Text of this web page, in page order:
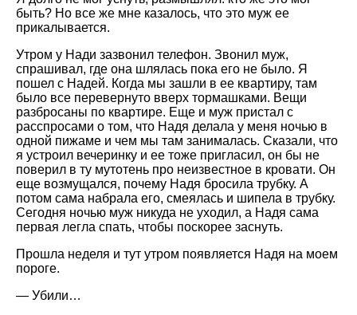
быть? Но все же мне казалось, что это муж ее
прикалывается.
Утром у Нади зазвонил телефон. Звонил муж,
спрашивал, где она шлялась пока его не было. Я
пошел с Надей. Когда мы зашли в ее квартиру, там
было все перевернуто вверх тормашками. Вещи
разбросаны по квартире. Еще и муж пристал с
расспросами о том, что Надя делала у меня ночью в
одной пижаме и чем мы там занималась. Сказали, что
я устроил вечеринку и ее тоже пригласил, он бы не
поверил в ту мутотень про неизвестное в кровати. Он
еще возмущался, почему Надя бросила трубку. А
потом сама набрала его, смеялась и шипела в трубку.
Сегодня ночью муж никуда не уходил, а Надя сама
первая легла спать, чтобы поскорее заснуть.
Прошла неделя и тут утром появляется Надя на моем
пороге.
— Убили…